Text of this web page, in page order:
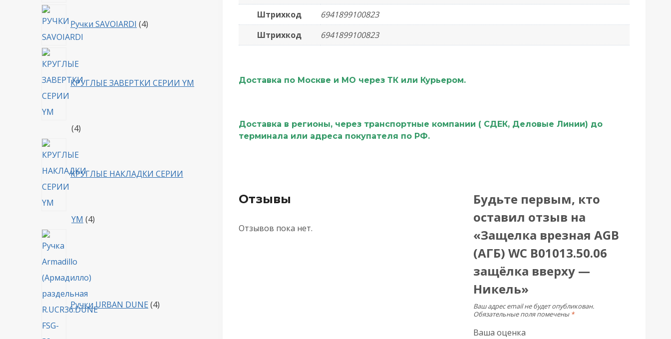
Штрихкод
6941899100823
Штрихкод
6941899100823
Доставка по Москве и МО через ТК или Курьером.
Доставка в регионы, через транспортные компании ( СДЕК, Деловые Линии) до
терминала или адреса покупателя по РФ.
Отзывы
Отзывов пока нет.
Будьте первым, кто
оставил отзыв на
«Защелка врезная AGB
(АГБ) WC B01013.50.06
защёлка вверху —
Никель»
Ваш адрес email не будет опубликован.
Обязательные поля помечены *
Ваша оценка
Ручки SAVOIARDI 4товара
КРУГЛЫЕ ЗАВЕРТКИ СЕРИИ YM
44
КРУГЛЫЕ НАКЛАДКИ СЕРИИ
YM 44
Ручки URBAN DUNE 4